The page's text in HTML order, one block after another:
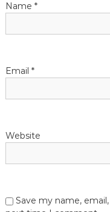
i
o
n
Name *
Email *
Website
Save my name,